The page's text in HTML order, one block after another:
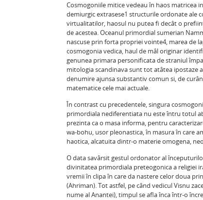
Cosmogoniile mitice vedeau în haos matricea
demiurgic extrasese1 structurile ordonate ale
virtualitatilor, haosul nu putea fi decât o
de acestea. Oceanul primordial sumerian
nascuse prin forta propriei vointe4, marea de
cosmogonia vedica, haul de mâl originar
genunea primara personificata de straniul
mitologia scandinava sunt tot atâtea ipostaze
denumire ajunsa substantiv comun si, de
matematice cele mai actuale.
În contrast cu precedentele, singura
primordiala nediferentiata nu este întru totul
prezinta ca o masa informa, pentru
wa-bohu, usor pleonastica, în masura în care
haotica, alcatuita dintr-o materie omogena,
O data savârsit gestul ordonator al
divinitatea primordiala preteogonica a religiei
vremii în clipa în care da nastere celor doua
(Ahriman). Tot astfel, pe când vedicul Visnu
nume al Anantei), timpul se afla înca într-o